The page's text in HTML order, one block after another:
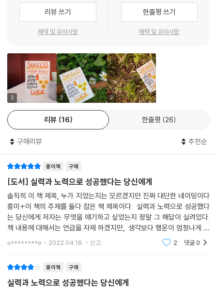
토프의 말을 들어보자. “아낌없이 사랑해주고, 자기 전에 동화책을 읽어주
고, 도서관에서 책 읽는 습관을 길러주고, 음악 레슨을 받게 해준 부모에게
태어나면서부터 당신들에겐 커다란 행운이 시작된 것이나 다름없다.”
면, 당신이 남들보다 머리가 좀더 좋다면, 외모가 썩 괜찮다면, 고도의 집
중력과 끈기를 타고났다면, 아침에 일어나서 일하고 싶은 욕구를 강하게
느낀다면 운을 타고난 셈이다. 왜냐하면 두둑한 보상을 받을 업무를 더 잘
수행할 가능성이 높으니까(태생적으로 의지가 약하거나 노력을 게을리하
는 사람, 인지 능력이 부족한 사람은 경쟁사회에서 불운한 위치에 처해 있
다).
행운이란 무엇인가에 대해 미 상원의원 엘리자베스 워런의 말을 더 들어보
프라가 갖춰진 나라에서 태어났으니 당신들은 운이 좋은 것이라며 이렇게
“이 나라에서 혼자 힘으로 부를 이룬 사람은 없습니다. 여러분이 저 밖에
공장 하나를 지었다고 칩시다. 그러면 여기 우리가 낸 세금으로 건설한 도
로를 통해 시장으로 상품을 운반할 것입니다. 역시 우리가 낸 세금으로 가
르친 직원들을 고용하겠죠. 여러분의 공장은 안전할 것입니다. 왜냐하면
우리가 세금으로 유지하는 경찰과 소방관이 있기 때문입니다.”
따라서 당신의 행운을 인정하지 않는 태도야말로 우리 모두의 행운을 갉아
먹는다고 이 책의 저자는 말한다. 성공한 사람들이 좋은 환경을 유지하도
‘사후 과잉확신 편향’이란 용어가 있다. 어떤 사건이 발생했을 때, 실제로는
예측할 수 없는 것이었는데도 충분히 예측 가능했다고 생각하는 경향을 가
리뷰 쓰기
혜택 및 유의사항
한줄평 쓰기
혜택 및 유의사항
3 3 2
리뷰 16 한줄평 26
구매리뷰 추천순
종이책 구매
[도서] 실력과 노력으로 성공했다는 당신에게
솔직히 이 책 제목, 누가 지었는지는 모르겠지만 진짜 대단한 네이밍이다
흥미+이 책의 주제를 둘다 잡은 책 제목이다. 실력과 노력으로 성공했다
는 당신에게 저자는 무엇을 얘기하고 싶었는지 정말 그 해답이 실려있다.
책 내용에 대해서는 언급을 자제 하겠지만, 생각보다 행운이 엄청나게 중
u********e 2022.04.18. 신고 2 댓글0
종이책 구매
실력과 노력으로 성공했다는 당신에게